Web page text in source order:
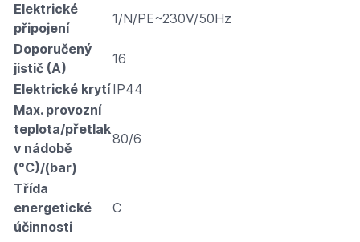
Elektrické
připojení
1/N/PE~230V/50Hz
Doporučený
jistič (A)
16
Elektrické krytí IP44
Max. provozní
teplota/přetlak
v nádobě
(°C)/(bar)
80/6
Třída
energetické
účinnosti
C